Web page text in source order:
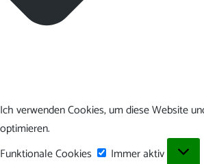
Ich verwenden Cookies, um diese Website
optimieren.
Funktionale Cookies
Funktionale
Immer aktiv